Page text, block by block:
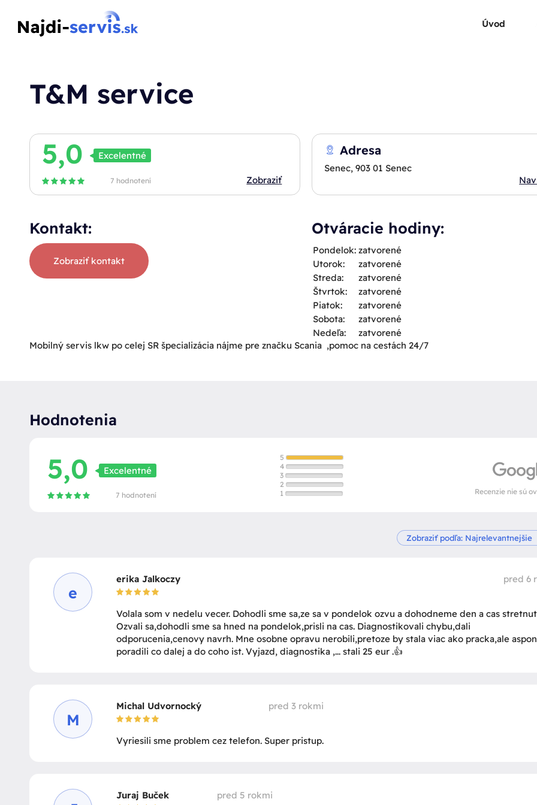
Úvod
T&M service
5,0
Excelentné
7 hodnotení Zobraziť
Adresa
Senec, 903 01 Senec
Kontakt:
Zobraziť kontakt
Otváracie hodiny:
Pondelok: zatvorené
Utorok:
zatvorené
Streda:
zatvorené
Štvrtok:
zatvorené
Piatok:
zatvorené
Sobota:
zatvorené
Nedeľa:
zatvorené
Mobilný servis lkw po celej SR špecializácia nájme pre značku Scania ,pomoc na cestách 24/7
Hodnotenia
5,0 Excelentné
7 hodnotení
5
4
3
2
1
Recenzie nie sú
e
erika Jalkoczy pred 6
Volala som v nedelu vecer. Dohodli sme sa,ze sa v pondelok ozvu a dohodneme den a cas
Ozvali sa,dohodli sme sa hned na pondelok,prisli na cas. Diagnostikovali chybu,dali
odporucenia,cenovy navrh. Mne osobne opravu nerobili,pretoze by stala viac ako pracka,ale aspon
poradili co dalej a do coho ist. Vyjazd, diagnostika ,... stali 25 eur .👍
M
Michal Udvornocký pred 3 rokmi
Vyriesili sme problem cez telefon. Super pristup.
Juraj Buček pred 5 rokmi